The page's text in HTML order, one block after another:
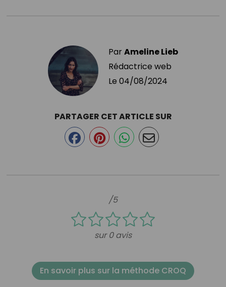
ParAmeline Lieb
Rédactrice web
Le 04/08/2024
/5
sur 0 avis
PARTAGER CET ARTICLE SUR
En savoir plus sur la méthode CROQ